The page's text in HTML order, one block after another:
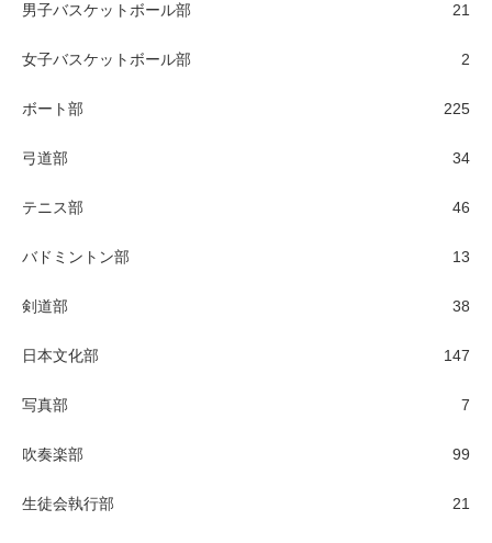
男子バスケットボール部 21
女子バスケットボール部 2
ボート部 225
弓道部 34
テニス部 46
バドミントン部 13
剣道部 38
日本文化部 147
写真部 7
吹奏楽部 99
生徒会執行部 21